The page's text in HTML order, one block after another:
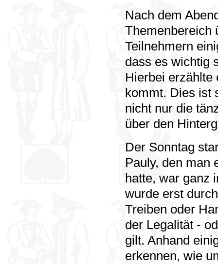
Nach dem
Themenbereich
Teilnehmern
dass es wichtig
Hierbei erzählte
kommt. Dies ist
nicht nur die
über den
Der Sonntag
Pauly, den man
hatte, war ganz
wurde erst
Treiben oder
der Legalität -
gilt. Anhand
erkennen, wie